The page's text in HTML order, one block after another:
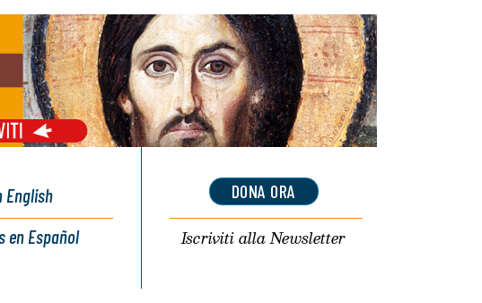
en Español
DONA ORA
Iscriviti allaNewsletter